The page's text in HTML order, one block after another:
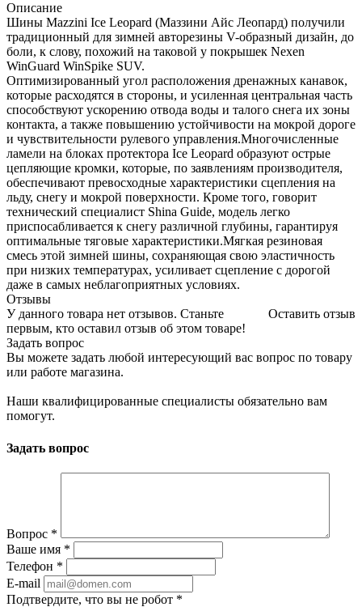
Описание
Шины Mazzini Ice Leopard (Маззини Айс Леопард) получили
традиционный для зимней авторезины V-образный дизайн, до
боли, к слову, похожий на таковой у покрышек Nexen
WinGuard WinSpike SUV.
Оптимизированный угол расположения дренажных канавок,
которые расходятся в стороны, и усиленная центральная часть
способствуют ускорению отвода воды и талого снега их зоны
контакта, а также повышению устойчивости на мокрой дороге
и чувствительности рулевого управления.Многочисленные
ламели на блоках протектора Ice Leopard образуют острые
цепляющие кромки, которые, по заявлениям производителя,
обеспечивают превосходные характеристики сцепления на
льду, снегу и мокрой поверхности. Кроме того, говорит
технический специалист Shina Guide, модель легко
приспосабливается к снегу различной глубины, гарантируя
оптимальные тяговые характеристики.Мягкая резиновая
смесь этой зимней шины, сохраняющая свою эластичность
при низких температурах, усиливает сцепление с дорогой
даже в самых неблагоприятных условиях.
Отзывы
Оставить отзыв
У данного товара нет отзывов. Станьте
первым, кто оставил отзыв об этом товаре!
Задать вопрос
Вы можете задать любой интересующий вас вопрос по товару
или работе магазина.
Наши квалифицированные специалисты обязательно вам
помогут.
Задать вопрос
Вопрос *
Ваше имя *
Телефон *
E-mail
Подтвердите, что вы не робот *